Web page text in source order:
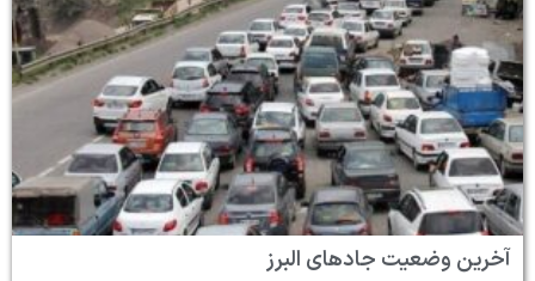
آخرین وضعیت جادهای البرز